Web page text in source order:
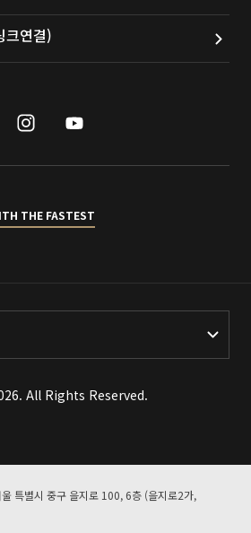
연결)
instagram
youtube
THE FASTEST
All Rights Reserved.
특별시 중구 을지로 100, 6층 (을지로2가,